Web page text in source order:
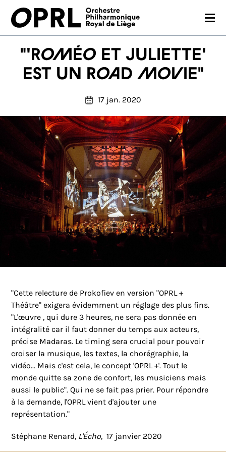
CONCERTS
SAISON 26-27
OPRL
EN PRATIQUE
MÉDIAS
NOUS SOUTENIR
FR EN
"'Roméo et Juliette'
est un road movie"
17 jan. 2020
"Cette relecture de Prokofiev en version "OPRL +
Théâtre" exigera évidemment un réglage des plus fins.
"L'œuvre , qui dure 3 heures, ne sera pas donnée en
intégralité car il faut donner du temps aux acteurs,
précise Madaras. Le timing sera crucial pour pouvoir
croiser la musique, les textes, la chorégraphie, la
vidéo... Mais c'est cela, le concept 'OPRL +'. Tout le
monde quitte sa zone de confort, les musiciens mais
aussi le public". Qui ne se fait pas prier. Pour répondre
à la demande, l'OPRL vient d'ajouter une
représentation."
Stéphane Renard, L'Écho, 17 janvier 2020